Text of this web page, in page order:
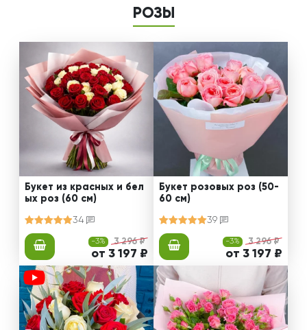
РОЗЫ
Букет из красных и бел
ых роз (60 см)
34
-3% 3 296 ₽
от 3 197 ₽
Букет розовых роз (50-
60 см)
39
-3% 3 296 ₽
от 3 197 ₽